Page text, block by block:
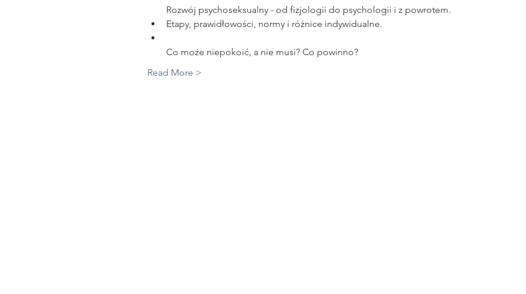
Rozwój psychoseksualny - od fizjologii do psychologii i z powrotem.
Co może niepokoić, a nie musi? Co powinno?
Read More >